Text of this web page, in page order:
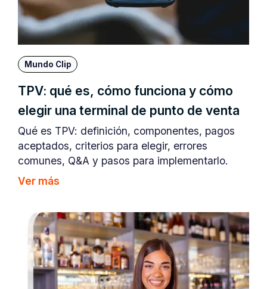
Mundo Clip
TPV: qué es, cómo funciona y cómo
elegir una terminal de punto de venta
Qué es TPV: definición, componentes, pagos
aceptados, criterios para elegir, errores
comunes, Q&A y pasos para implementarlo.
Ver más